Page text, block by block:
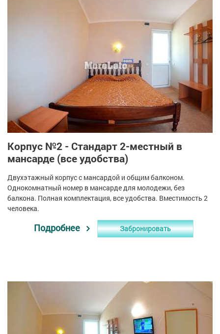
Корпус №2 - Стандарт 2-местный в
мансарде (все удобства)
Двухэтажный корпус с мансардой и общим балконом.
Однокомнатный номер в мансарде для молодежи, без
балкона. Полная комплектация, все удобства. Вместимость 2
человека.
Подробнее Забронировать